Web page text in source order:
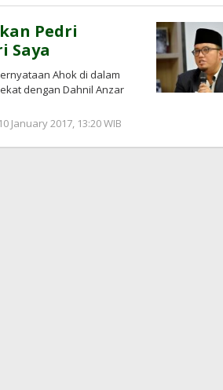
Pedri
Saya
Ahok di dalam
dengan Dahnil Anzar
January 2017, 13:20 WIB